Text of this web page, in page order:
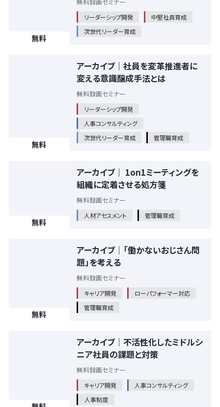
無料
無料録画セミナー
リーダーシップ開発
中堅社員育成
次世代リーダー育成
無料
アーカイブ｜社員を変革推進者に
変える意識醸成手法とは
無料録画セミナー
リーダーシップ開発
人事コンサルティング
次世代リーダー育成
管理職育成
無料
アーカイブ｜ 1on1ミーティングを
組織に定着させる処方箋
無料録画セミナー
人材アセスメント 管理職育成
無料
アーカイブ｜「働かないおじさん問
題」を考える
無料録画セミナー
キャリア開発
ローパフォーマー対応
管理職育成
アーカイブ｜不活性化したミドルシ
ニア社員の課題と対策
無料録画セミナー
キャリア開発
人事コンサルティング
人事制度